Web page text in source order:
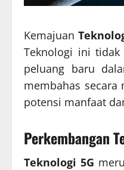
Kemajuan
Teknologi ini
peluang baru
membahas secara
potensi manfaat
Perkembangan
Teknologi 5G